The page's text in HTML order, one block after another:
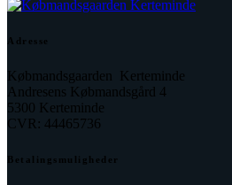
Adresse
Købmandsgaarden Kerteminde
Andresens Købmandsgård 4
5300 Kerteminde
CVR: 44465736
Betalingsmuligheder